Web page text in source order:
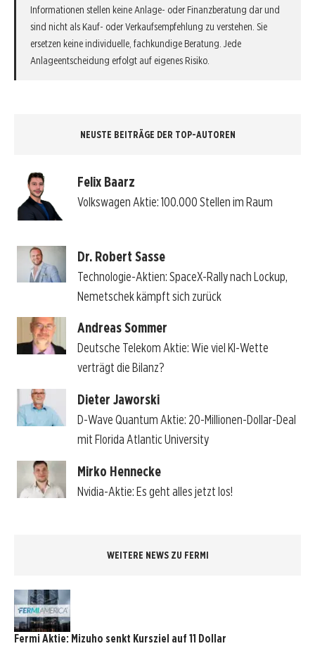
Informationen stellen keine Anlage- oder Finanzberatung dar und
sind nicht als Kauf- oder Verkaufsempfehlung zu verstehen. Sie
ersetzen keine individuelle, fachkundige Beratung. Jede
Anlageentscheidung erfolgt auf eigenes Risiko.
NEUSTE BEITRÄGE DER TOP-AUTOREN
Felix Baarz
Volkswagen Aktie: 100.000 Stellen im Raum
Dr. Robert Sasse
Technologie-Aktien: SpaceX-Rally nach Lockup,
Nemetschek kämpft sich zurück
Andreas Sommer
Deutsche Telekom Aktie: Wie viel KI-Wette
verträgt die Bilanz?
Dieter Jaworski
D-Wave Quantum Aktie: 20-Millionen-Dollar-Deal
mit Florida Atlantic University
Mirko Hennecke
Nvidia-Aktie: Es geht alles jetzt los!
WEITERE NEWS ZU FERMI
Fermi Aktie: Mizuho senkt Kursziel auf 11 Dollar